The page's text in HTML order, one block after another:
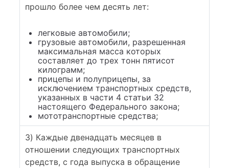
прошло более чем десять лет:
легковые автомобили;
грузовые автомобили, разрешенная
максимальная масса которых
составляет до трех тонн пятисот
килограмм;
прицепы и полуприцепы, за
исключением транспортных средств,
указанных в части 4 статьи 32
настоящего Федерального закона;
мототранспортные средства;
3) Каждые двенадцать месяцев в
отношении следующих транспортных
средств, с года выпуска в обращение